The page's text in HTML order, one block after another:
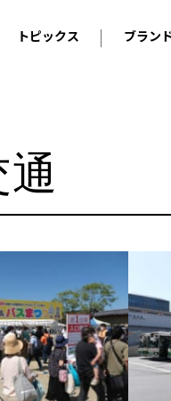
トピックス
試乗
コラム
ブラン